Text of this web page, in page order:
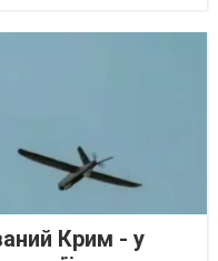
Крим - у